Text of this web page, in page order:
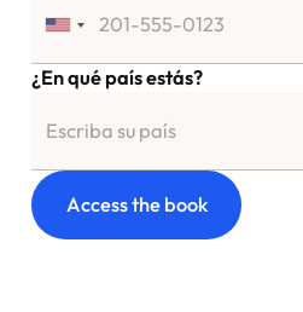
¿En qué país estás?
Access the book